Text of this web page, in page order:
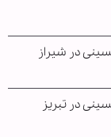
در شیراز
در تبریز